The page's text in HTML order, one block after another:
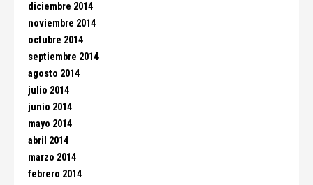
diciembre 2014
noviembre 2014
octubre 2014
septiembre 2014
agosto 2014
julio 2014
junio 2014
mayo 2014
abril 2014
marzo 2014
febrero 2014